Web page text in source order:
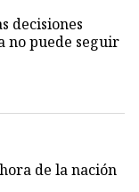
decisiones
no puede seguir
de la nación